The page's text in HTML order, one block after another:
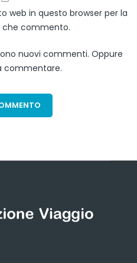
web in questo browser per la
che commento.
nuovi commenti. Oppure
commentare.